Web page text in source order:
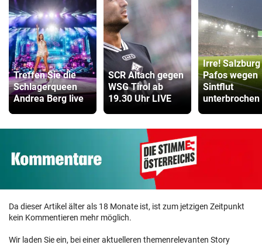
Treffen Sie die
Schlagerqueen
Andrea Berg live
SCR Altach gegen
WSG Tirol ab
19.30 Uhr LIVE
Irre!
Pafos wegen
Sintflut
unterbrochen
Da dieser Artikel älter als 18 Monate ist, ist zum jetzigen Zeitpunkt
kein Kommentieren mehr möglich.
Wir laden Sie ein, bei einer aktuelleren themenrelevanten Story